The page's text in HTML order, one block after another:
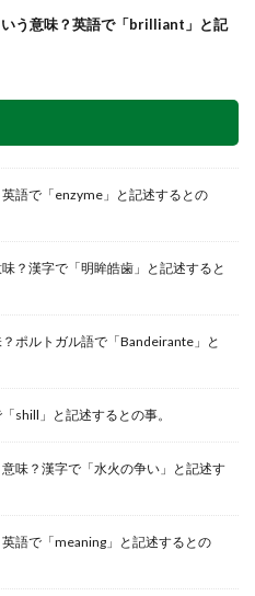
いう意味？英語で「brilliant」と記
語で「enzyme」と記述するとの
？漢字で「明眸皓歯」と記述すると
ポルトガル語で「Bandeirante」と
shill」と記述するとの事。
味？漢字で「水火の争い」と記述す
語で「meaning」と記述するとの